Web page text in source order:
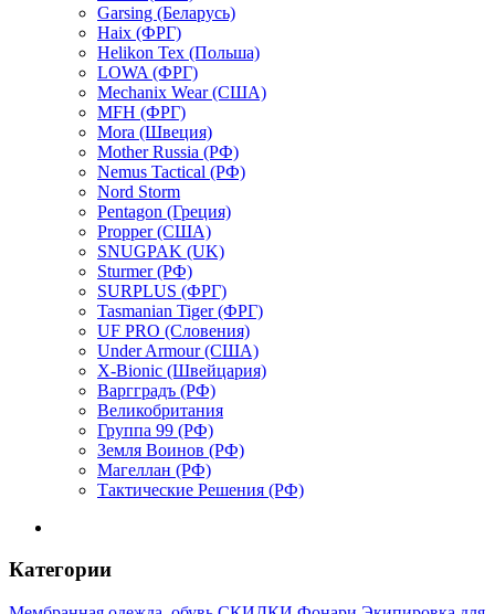
Garsing (Беларусь)
Haix (ФРГ)
Helikon Tex (Польша)
LOWA (ФРГ)
Mechanix Wear (США)
MFH (ФРГ)
Mora (Швеция)
Mother Russia (РФ)
Nemus Tactical (РФ)
Nord Storm
Pentagon (Греция)
Propper (США)
SNUGPAK (UK)
Sturmer (РФ)
SURPLUS (ФРГ)
Tasmanian Tiger (ФРГ)
UF PRO (Словения)
Under Armour (США)
X-Bionic (Швейцария)
Варгградъ (РФ)
Великобритания
Группа 99 (РФ)
Земля Воинов (РФ)
Магеллан (РФ)
Тактические Решения (РФ)
Категории